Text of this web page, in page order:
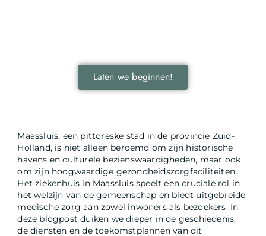
Maassluis, een pittoreske stad in de provincie Zuid-
Holland, is niet alleen beroemd om zijn historische
havens en culturele bezienswaardigheden, maar ook
om zijn hoogwaardige gezondheidszorgfaciliteiten.
Het ziekenhuis in Maassluis speelt een cruciale rol in
het welzijn van de gemeenschap en biedt uitgebreide
medische zorg aan zowel inwoners als bezoekers. In
deze blogpost duiken we dieper in de geschiedenis,
de diensten en de toekomstplannen van dit
Laten we beginnen!